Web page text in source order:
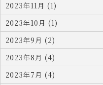
2023年11月 (1)
2023年10月 (1)
2023年9月 (2)
2023年8月 (4)
2023年7月 (4)